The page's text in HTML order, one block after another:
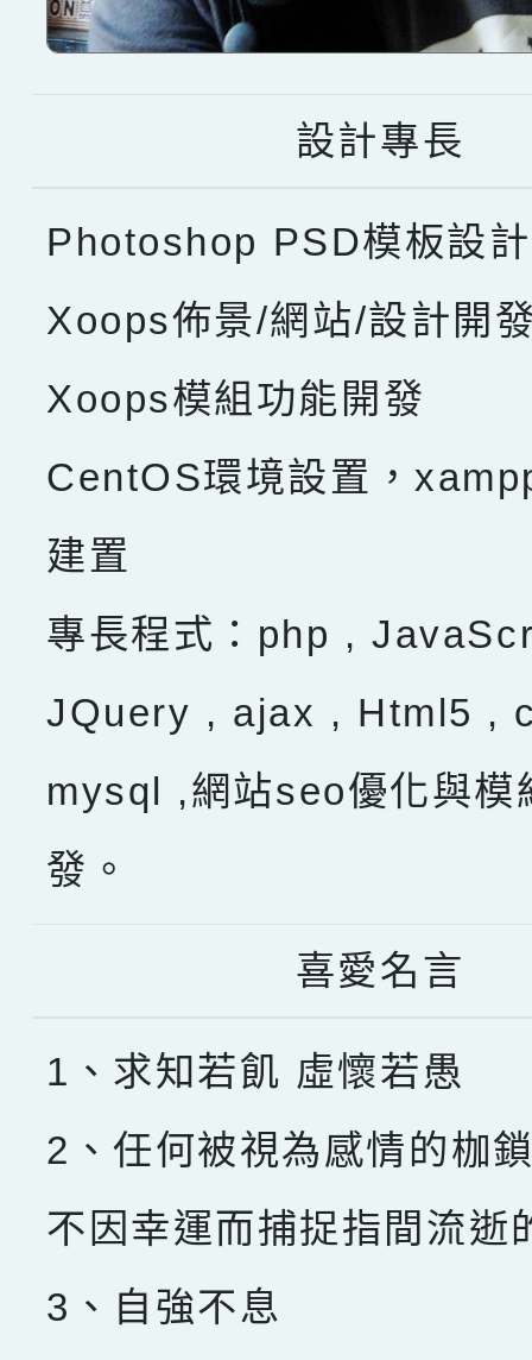
設計專長
Photoshop PSD模板設計
Xoops佈景/網站/設計開
Xoops模組功能開發
CentOS環境設置，
建置
專長程式：php ,
JQuery , ajax , Html5 ,
mysql ,網站seo優化與模
發。
喜愛名言
1、求知若飢 虛懷若愚
2、任何被視為感情的枷
不因幸運而捕捉指間流逝
3、自強不息